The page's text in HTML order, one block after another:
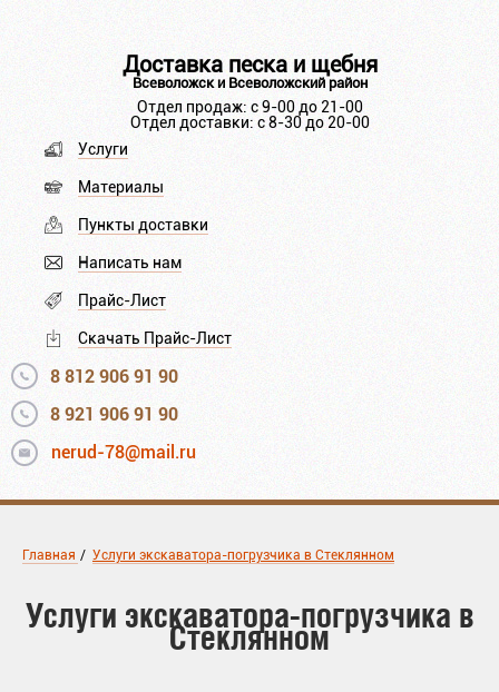
Доставка песка и щебня
Всеволожск и Всеволожский район
Отдел продаж: с 9-00 до 21-00
Отдел доставки: с 8-30 до 20-00
Услуги
Материалы
Пункты доставки
Написать нам
Прайс-Лист
Скачать Прайс-Лист
8 812 906 91 90
8 921 906 91 90
nerud-78@mail.ru
Главная / Услуги экскаватора-погрузчика в Стеклянном
Услуги экскаватора-погрузчика в
Стеклянном